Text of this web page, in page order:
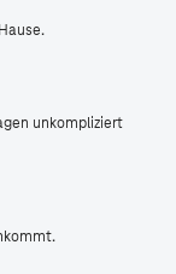
unkompliziert